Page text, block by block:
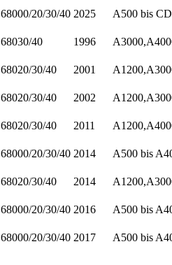
68000/20/30/40 2025
A500 bis
68030/40 1996
68020/30/40 2001
68020/30/40 2002
68020/30/40 2011
68000/20/30/40 2014
A500 bis
68020/30/40 2014
68000/20/30/40 2016
A500 bis
68000/20/30/40 2017 A500 bis